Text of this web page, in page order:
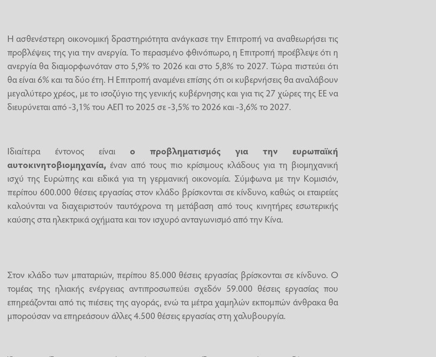
Η ασθενέστερη οικονομική δραστηριότητα ανάγκασε την Επιτροπή να αναθεωρήσει τις
προβλέψεις της για την ανεργία. Το περασμένο φθινόπωρο, η Επιτροπή προέβλεψε ότι η
ανεργία θα διαμορφωνόταν στο 5,9% το 2026 και στο 5,8% το 2027. Τώρα πιστεύει ότι
θα είναι 6% και τα δύο έτη. Η Επιτροπή αναμένει επίσης ότι οι κυβερνήσεις θα αναλάβουν
μεγαλύτερο χρέος, με το ισοζύγιο της γενικής κυβέρνησης και για τις 27 χώρες της ΕΕ να
διευρύνεται από -3,1% του ΑΕΠ το 2025 σε -3,5% το 2026 και -3,6% το 2027.
Ιδιαίτερα έντονος είναι ο προβληματισμός για την ευρωπαϊκή
αυτοκινητοβιομηχανία, έναν από τους πιο κρίσιμους κλάδους για τη βιομηχανική
ισχύ της Ευρώπης και ειδικά για τη γερμανική οικονομία. Σύμφωνα με την Κομισιόν,
περίπου 600.000 θέσεις εργασίας στον κλάδο βρίσκονται σε κίνδυνο, καθώς οι εταιρείες
καλούνται να διαχειριστούν ταυτόχρονα τη μετάβαση από τους κινητήρες εσωτερικής
καύσης στα ηλεκτρικά οχήματα και τον ισχυρό ανταγωνισμό από την Κίνα.
Στον κλάδο των μπαταριών, περίπου 85.000 θέσεις εργασίας βρίσκονται σε κίνδυνο. Ο
τομέας της ηλιακής ενέργειας αντιπροσωπεύει σχεδόν 59.000 θέσεις εργασίας που
επηρεάζονται από τις πιέσεις της αγοράς, ενώ τα μέτρα χαμηλών εκπομπών άνθρακα θα
μπορούσαν να επηρεάσουν άλλες 4.500 θέσεις εργασίας στη χαλυβουργία.